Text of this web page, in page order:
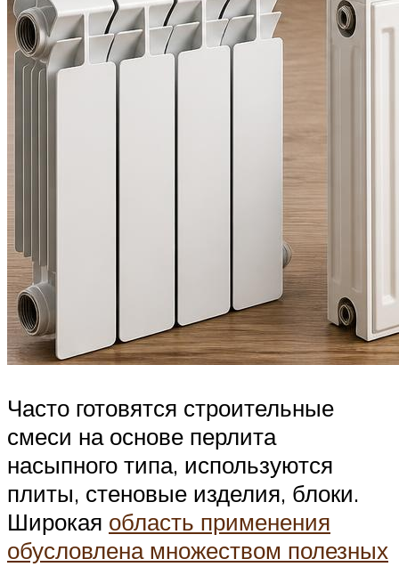
Часто готовятся строительные
смеси на основе перлита
насыпного типа, используются
плиты, стеновые изделия, блоки.
Широкая область применения
обусловлена множеством полезных